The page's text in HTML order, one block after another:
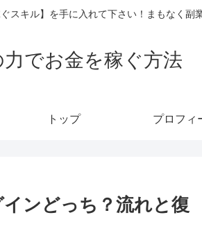
スキル】を手に入れて下さい！まもなく副
力でお金を稼ぐ方法
トップ プロフィ
ンどっち？流れと復